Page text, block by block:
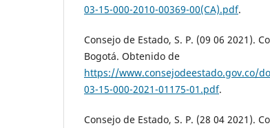
03-15-000-2010-00369-00(CA).pdf.
Consejo de Estado, S. P. (09 06 2021).
Bogotá. Obtenido de
https://www.consejodeestado.gov.co/
03-15-000-2021-01175-01.pdf.
Consejo de Estado, S. P. (28 04 2021).